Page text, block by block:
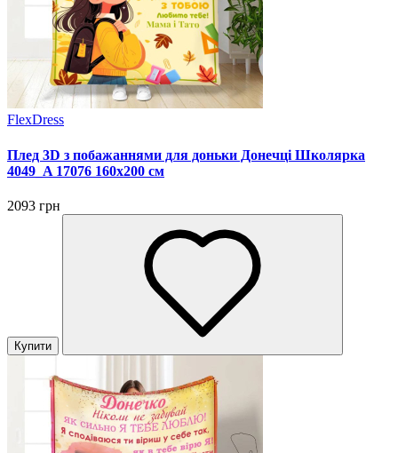
FlexDress
Плед 3D з побажаннями для доньки Донечці Школярка
4049_A 17076 160х200 см
2093 грн
Купити